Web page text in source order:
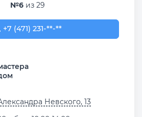
№6 из 29
+7 (471) 231-18-51
+7 (471) 231-**-**
Невского, 13